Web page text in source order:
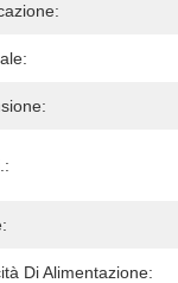
Di Alimentazione: